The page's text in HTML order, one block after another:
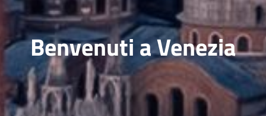
Benvenuti a Venezia